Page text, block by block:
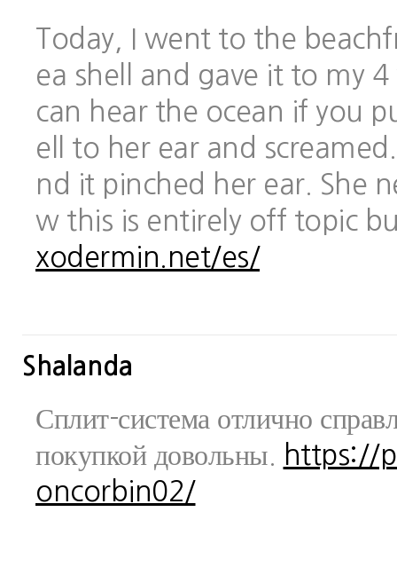
Today, I went to the
ea shell and gave it to my
can hear the ocean if you
ell to her ear and
nd it pinched her ear. She
w this is entirely off topic
xodermin.net/es/
Shalanda
Сплит-система отлично
покупкой довольны.
https://
oncorbin02/